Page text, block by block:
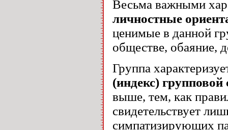
Весьма важными
личностные
ценимые в данной
обществе, обаяние,
Группа
(индекс)
выше, тем, как
свидетельствует
симпатизирующих